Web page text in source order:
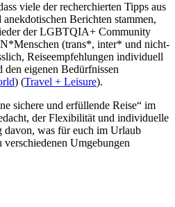
viele der recherchierten Tipps aus
Berichten stammen,
der LGBTQIA+ Community
(trans*, inter* und nicht-
Reiseempfehlungen individuell
den eigenen Bedürfnissen
)​​ (Travel + Leisure)​.
sichere und erfüllende Reise“ im
der Flexibilität und individuelle
davon, was für euch im Urlaub
Umgebungen